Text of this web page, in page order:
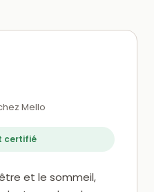
Mello
certifié
et le sommeil,